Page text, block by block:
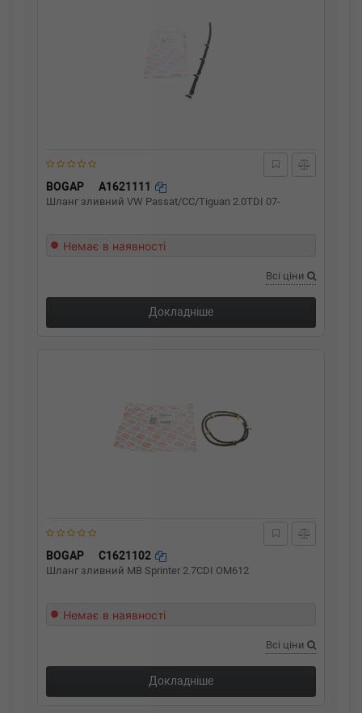
BOGAP A1621111
Шланг зливний VW Passat/CC/Tiguan 2.0TDI 07-
Немає в наявності
Всі ціни
Докладніше
BOGAP C1621102
Шланг зливний MB Sprinter 2.7CDI OM612
Немає в наявності
Всі ціни
Докладніше